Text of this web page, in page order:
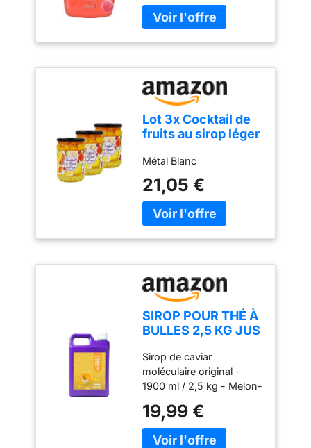
alimentaires de sources
naturelles Appréciez la
Tasy, Breezy et
beaucoup de goût de
raisin Contenu : 1 X 320
Lot 3x Cocktail de
fruits au sirop léger
Métal Blanc
21,05 €
SIROP POUR THÉ À
BULLES 2,5 KG JUS
CONCENTRÉ
Sirop de caviar
moléculaire original -
1900 ml / 2,5 kg - Melon-
sans sirop de fructose-
glucose - pour
végétariens et
19,99 €